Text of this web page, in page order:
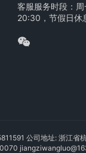
客服服务时段：
20:30，节假日休
公司地址: 浙江省